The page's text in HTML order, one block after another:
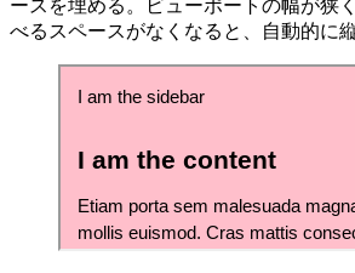
ースを埋める。ビューポートの幅が狭
べるスペースがなくなると、自動的に